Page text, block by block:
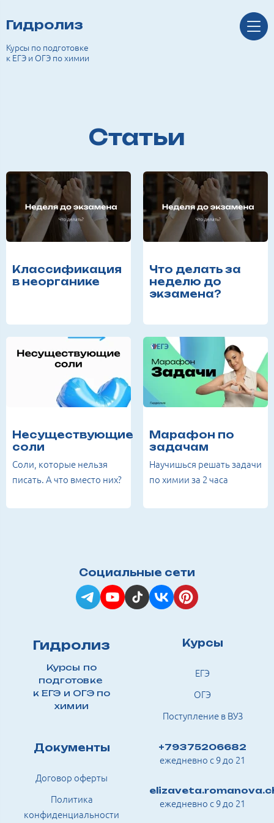
Гидролиз
Курсы по подготовке
к ЕГЭ и ОГЭ по химии
Статьи
Классификация
в неорганике
Что делать за
неделю до
экзамена?
Несуществующие
соли
Соли, которые нельзя
писать. А что вместо них?
Марафон по
задачам
Научишься решать задачи
по химии за 2 часа
Социальные сети
Гидролиз
Курсы по
подготовке
к ЕГЭ и ОГЭ по
химии
Курсы
ЕГЭ
ОГЭ
Поступление в ВУЗ
Документы
Договор оферты
Политика
конфиденциальности
+79375206682
ежедневно с 9 до 21
ежедневно с 9 до 21